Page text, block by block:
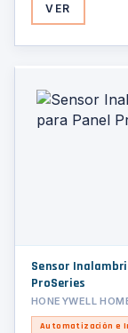
VER
Sensor
ProSeries
HONEYWELL
Automatización e